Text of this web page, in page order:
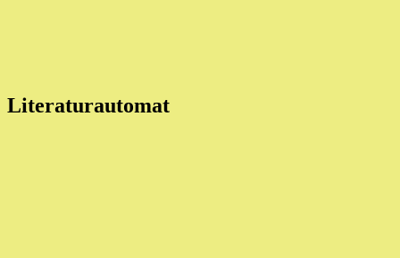
Literaturautomat